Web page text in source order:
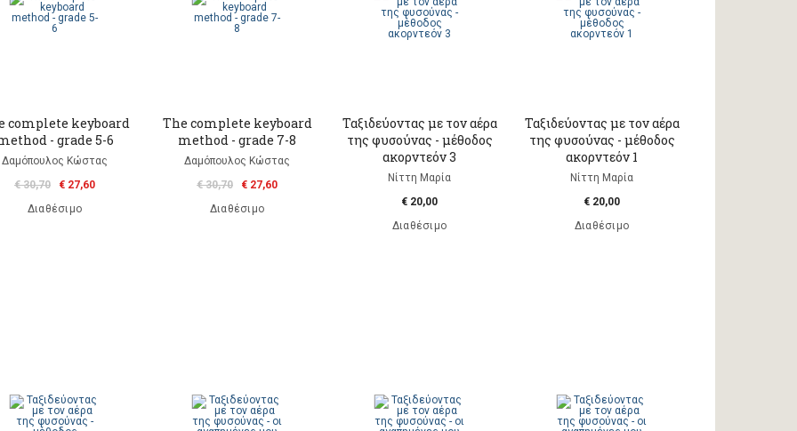
complete keyboard
- grade 5-6
Δαμόπουλος Κώστας
€ 30,70
€ 27,60
Διαθέσιμο
The complete keyboard
method - grade 7-8
Δαμόπουλος Κώστας
€ 30,70
€ 27,60
Διαθέσιμο
Ταξιδεύοντας με τον αέρα
της φυσούνας - μέθοδος
ακορντεόν 3
Νίττη Μαρία
€ 20,00
Διαθέσιμο
Ταξιδεύοντας με τον αέρα
της φυσούνας - μέθοδος
ακορντεόν 1
Νίττη Μαρία
€ 20,00
Διαθέσιμο